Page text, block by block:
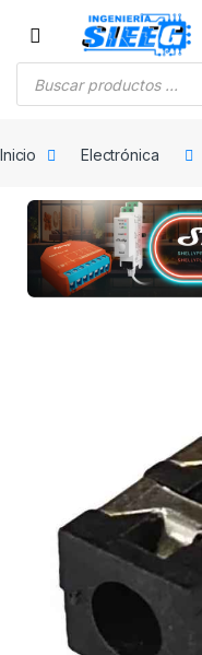
Saltar a la navegación
Saltar al contenido
Inicio Electrónica